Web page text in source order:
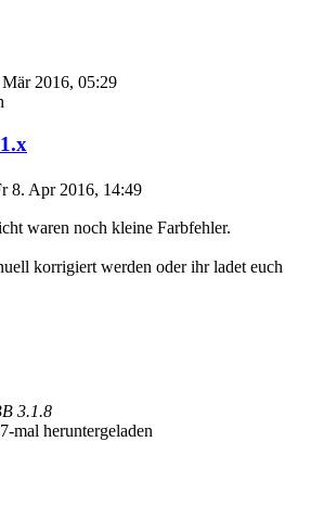
2016, 05:29
8. Apr 2016, 14:49
waren noch kleine Farbfehler.
korrigiert werden oder ihr ladet euch
3.1.8
mal heruntergeladen